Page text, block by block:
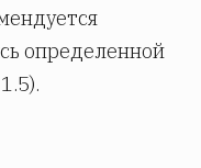
определенной